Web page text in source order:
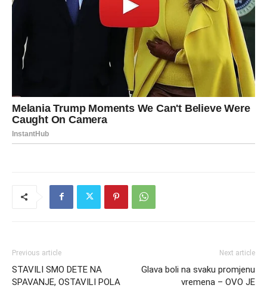
Previous article
STAVILI SMO DETE NA
SPAVANJE, OSTAVILI POLA
Next article
Glava boli na svaku promjenu
vremena – OVO JE